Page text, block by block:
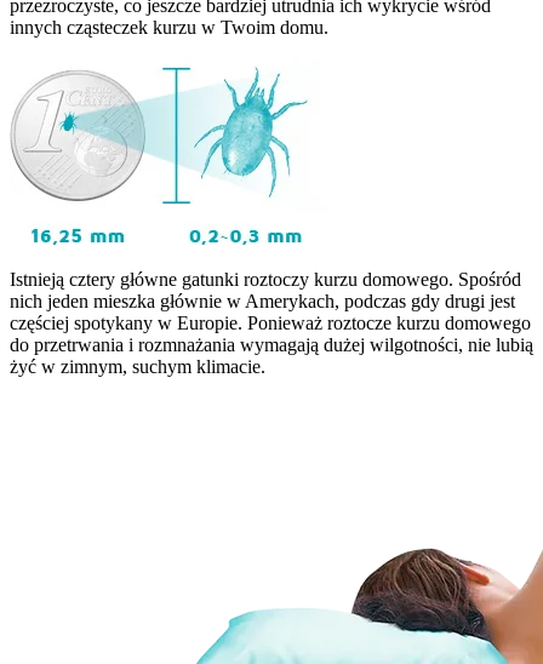
przezroczyste, co jeszcze bardziej utrudnia ich wykrycie wśród
innych cząsteczek kurzu w Twoim domu.
Istnieją cztery główne gatunki roztoczy kurzu domowego. Spośród
nich jeden mieszka głównie w Amerykach, podczas gdy drugi jest
częściej spotykany w Europie. Ponieważ roztocze kurzu domowego
do przetrwania i rozmnażania wymagają dużej wilgotności, nie lubią
żyć w zimnym, suchym klimacie.